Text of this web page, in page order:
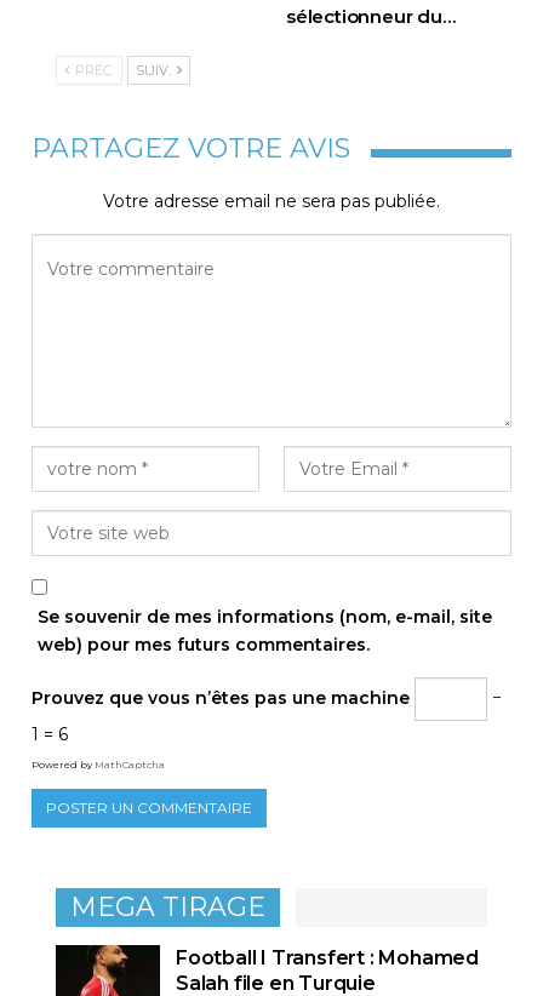
sélectionneur du…
PRÉC. SUIV.
PARTAGEZ VOTRE AVIS
Votre adresse email ne sera pas publiée.
Se souvenir de mes informations (nom, e-mail, site
web) pour mes futurs commentaires.
Prouvez que vous n’êtes pas une machine
−
1 = 6
Powered by MathCaptcha
MEGA TIRAGE
Football I Transfert : Mohamed
Salah file en Turquie